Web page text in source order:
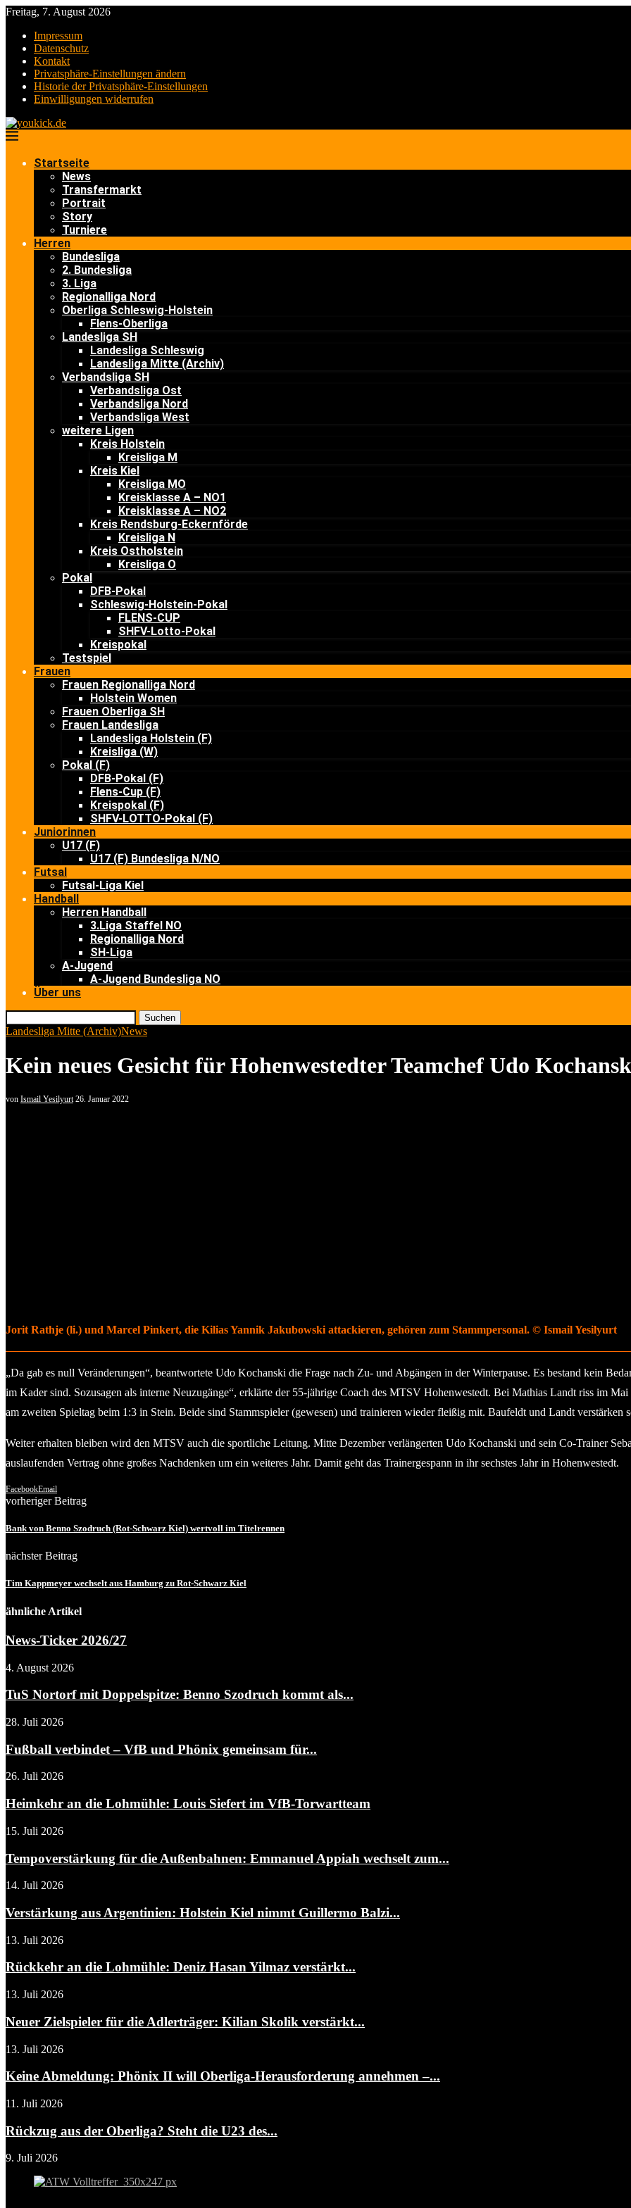
Freitag, 7. August 2026
Impressum
Datenschutz
Kontakt
Privatsphäre-Einstellungen ändern
Historie der Privatsphäre-Einstellungen
Einwilligungen widerrufen
Startseite
News
Transfermarkt
Portrait
Story
Turniere
Herren
Bundesliga
2. Bundesliga
3. Liga
Regionalliga Nord
Oberliga Schleswig-Holstein
Flens-Oberliga
Landesliga SH
Landesliga Schleswig
Landesliga Mitte (Archiv)
Verbandsliga SH
Verbandsliga Ost
Verbandsliga Nord
Verbandsliga West
weitere Ligen
Kreis Holstein
Kreisliga M
Kreis Kiel
Kreisliga MO
Kreisklasse A – NO1
Kreisklasse A – NO2
Kreis Rendsburg-Eckernförde
Kreisliga N
Kreis Ostholstein
Kreisliga O
Pokal
DFB-Pokal
Schleswig-Holstein-Pokal
FLENS-CUP
SHFV-Lotto-Pokal
Kreispokal
Testspiel
Frauen
Frauen Regionalliga Nord
Holstein Women
Frauen Oberliga SH
Frauen Landesliga
Landesliga Holstein (F)
Kreisliga (W)
Pokal (F)
DFB-Pokal (F)
Flens-Cup (F)
Kreispokal (F)
SHFV-LOTTO-Pokal (F)
Juniorinnen
U17 (F)
U17 (F) Bundesliga N/NO
Futsal
Futsal-Liga Kiel
Handball
Herren Handball
3.Liga Staffel NO
Regionalliga Nord
SH-Liga
A-Jugend
A-Jugend Bundesliga NO
Über uns
Suchen
Landesliga Mitte (Archiv)News
Kein neues Gesicht für Hohenwestedter Teamchef Udo
von Ismail Yesilyurt 26. Januar 2022
Jorit Rathje (li.) und Marcel Pinkert, die Kilias Yannik Jakubowski attackieren, gehören zum Stammpersonal. © Ismail Yesilyurt
„Da gab es null Veränderungen“, beantwortete Udo Kochanski die Frage nach Zu- und Abgängen in der Winterpause. Es bestand kein
im Kader sind. Sozusagen als interne Neuzugänge“, erklärte der 55-jährige Coach des MTSV Hohenwestedt. Bei Mathias Landt riss im
am zweiten Spieltag beim 1:3 in Stein. Beide sind Stammspieler (gewesen) und trainieren wieder fleißig mit. Baufeldt und Landt
Weiter erhalten bleiben wird den MTSV auch die sportliche Leitung. Mitte Dezember verlängerten Udo Kochanski und sein Co-Trainer
auslaufenden Vertrag ohne großes Nachdenken um ein weiteres Jahr. Damit geht das Trainergespann in ihr sechstes Jahr in Hohenwestedt.
FacebookEmail
vorheriger Beitrag
Bank von Benno Szodruch (Rot-Schwarz Kiel) wertvoll im Titelrennen
nächster Beitrag
Tim Kappmeyer wechselt aus Hamburg zu Rot-Schwarz Kiel
ähnliche Artikel
News-Ticker 2026/27
4. August 2026
TuS Nortorf mit Doppelspitze: Benno Szodruch kommt als...
28. Juli 2026
Fußball verbindet – VfB und Phönix gemeinsam für...
26. Juli 2026
Heimkehr an die Lohmühle: Louis Siefert im VfB-Torwartteam
15. Juli 2026
Tempoverstärkung für die Außenbahnen: Emmanuel Appiah wechselt zum...
14. Juli 2026
Verstärkung aus Argentinien: Holstein Kiel nimmt Guillermo Balzi...
13. Juli 2026
Rückkehr an die Lohmühle: Deniz Hasan Yilmaz verstärkt...
13. Juli 2026
Neuer Zielspieler für die Adlerträger: Kilian Skolik verstärkt...
13. Juli 2026
Keine Abmeldung: Phönix II will Oberliga-Herausforderung annehmen –...
11. Juli 2026
Rückzug aus der Oberliga? Steht die U23 des...
9. Juli 2026